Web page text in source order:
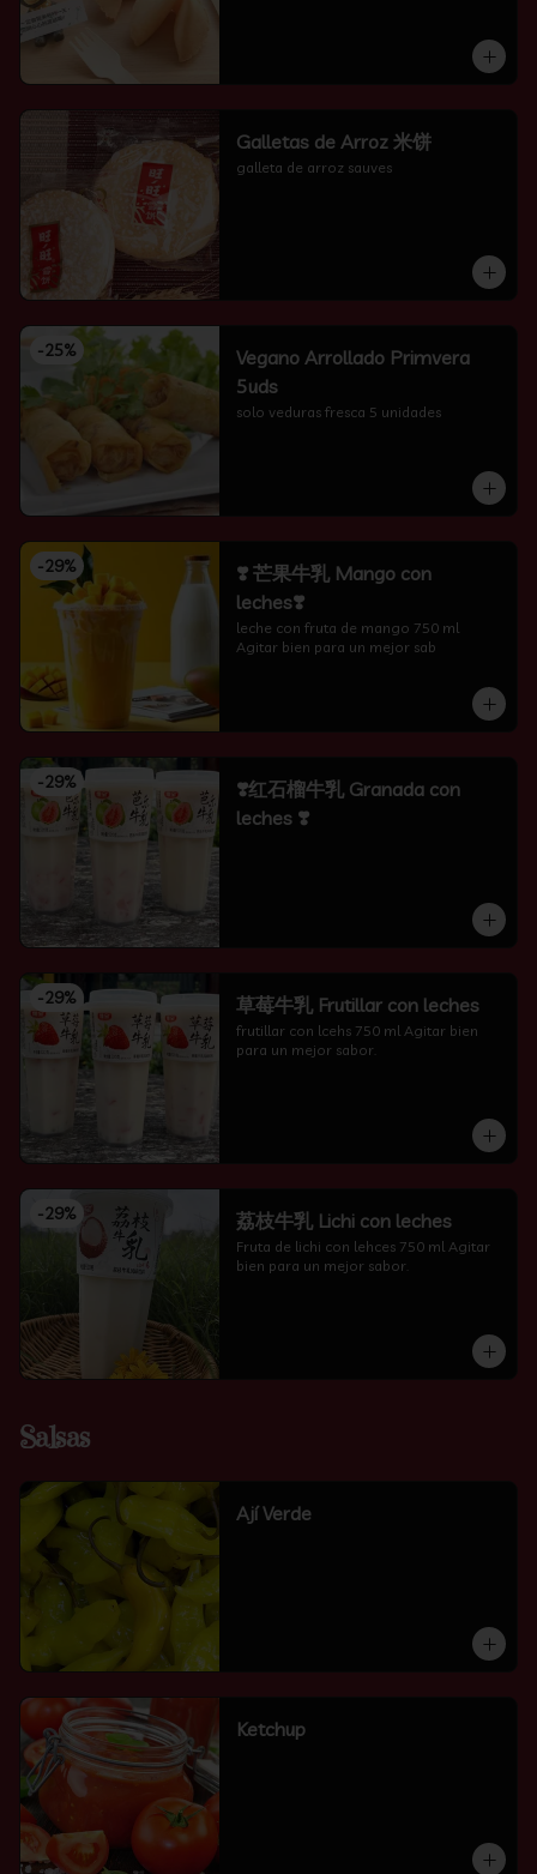
Galletas de Arroz 米饼
galleta de arroz sauves
-25%
Vegano Arrollado Primvera
5uds
solo veduras fresca 5 unidades
-29%
❣️ 芒果牛乳 Mango con
leches❣️
leche con fruta de mango 750 ml
Agitar bien para un mejor sab
-29%
❣️红石榴牛乳 Granada con
leches ❣️
-29% 草莓牛乳 Frutillar con leches
frutillar con lcehs 750 ml Agitar bien
para un mejor sabor.
-29% 荔枝牛乳 Lichi con leches
Fruta de lichi con lehces 750 ml Agitar
bien para un mejor sabor.
Salsas
Ají Verde
Ketchup